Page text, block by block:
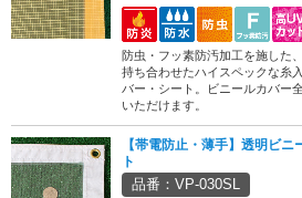
防虫・フッ素防汚加工を施した
持ち合わせたハイスペックな糸
バー・シート。ビニールカバー
いただけます。
【帯電防止・薄手】透明ビニ
ト
品番：VP-030SL